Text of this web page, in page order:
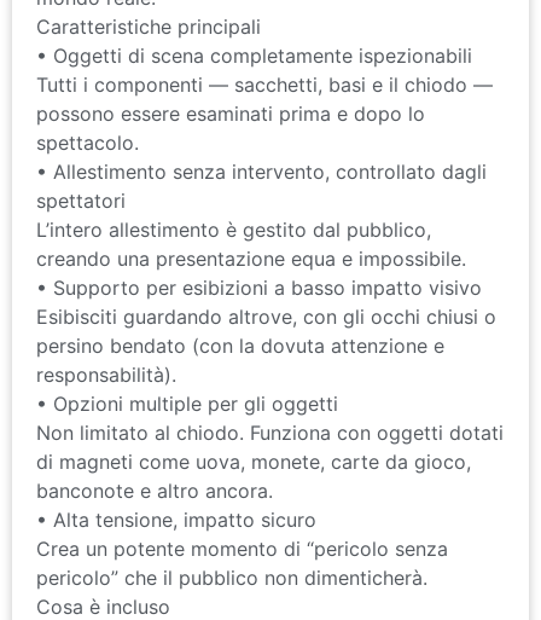
Caratteristiche principali
• Oggetti di scena completamente ispezionabili
Tutti i componenti — sacchetti, basi e il chiodo —
possono essere esaminati prima e dopo lo
spettacolo.
• Allestimento senza intervento, controllato dagli
spettatori
L’intero allestimento è gestito dal pubblico,
creando una presentazione equa e impossibile.
• Supporto per esibizioni a basso impatto visivo
Esibisciti guardando altrove, con gli occhi chiusi o
persino bendato (con la dovuta attenzione e
responsabilità).
• Opzioni multiple per gli oggetti
Non limitato al chiodo. Funziona con oggetti dotati
di magneti come uova, monete, carte da gioco,
banconote e altro ancora.
• Alta tensione, impatto sicuro
Crea un potente momento di “pericolo senza
pericolo” che il pubblico non dimenticherà.
Cosa è incluso